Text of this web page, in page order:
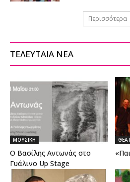
Περισσότερα
ΤΕΛΕΥΤΑΙΑ ΝΕΑ
ΜΟΥΣΙΚΗ
Ο Βασίλης Αντωνάς στο
Γυάλινο Up Stage